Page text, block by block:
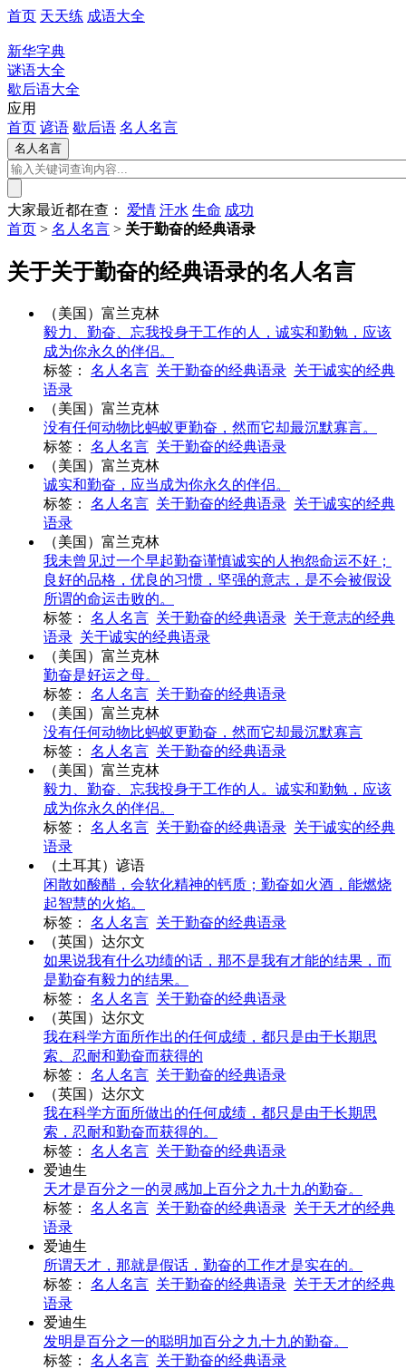
首页 天天练 成语大全
新华字典
谜语大全
歇后语大全
应用
首页 谚语 歇后语 名人名言
大家最近都在查： 爱情 汗水 生命 成功
首页 > 名人名言 > 关于勤奋的经典语录
关于关于勤奋的经典语录的名人名言
（美国）富兰克林
毅力、勤奋、忘我投身于工作的人，诚实和勤勉，应该
成为你永久的伴侣。
标签：
名人名言 关于勤奋的经典语录 关于诚实的经典
语录
（美国）富兰克林
没有任何动物比蚂蚁更勤奋，然而它却最沉默寡言。
标签：
名人名言 关于勤奋的经典语录
（美国）富兰克林
诚实和勤奋，应当成为你永久的伴侣。
标签：
名人名言 关于勤奋的经典语录 关于诚实的经典
语录
（美国）富兰克林
我未曾见过一个早起勤奋谨慎诚实的人抱怨命运不好；
良好的品格，优良的习惯，坚强的意志，是不会被假设
所谓的命运击败的。
标签：
名人名言 关于勤奋的经典语录 关于意志的经典
语录 关于诚实的经典语录
（美国）富兰克林
勤奋是好运之母。
标签：
名人名言 关于勤奋的经典语录
（美国）富兰克林
没有任何动物比蚂蚁更勤奋，然而它却最沉默寡言
标签：
名人名言 关于勤奋的经典语录
（美国）富兰克林
毅力、勤奋、忘我投身于工作的人。诚实和勤勉，应该
成为你永久的伴侣。
标签：
名人名言 关于勤奋的经典语录 关于诚实的经典
语录
（土耳其）谚语
闲散如酸醋，会软化精神的钙质；勤奋如火酒，能燃烧
起智慧的火焰。
标签：
名人名言 关于勤奋的经典语录
（英国）达尔文
如果说我有什么功绩的话，那不是我有才能的结果，而
是勤奋有毅力的结果。
标签：
名人名言 关于勤奋的经典语录
（英国）达尔文
我在科学方面所作出的任何成绩，都只是由于长期思
索、忍耐和勤奋而获得的
标签：
名人名言 关于勤奋的经典语录
（英国）达尔文
我在科学方面所做出的任何成绩，都只是由于长期思
索，忍耐和勤奋而获得的。
标签：
名人名言 关于勤奋的经典语录
爱迪生
天才是百分之一的灵感加上百分之九十九的勤奋。
标签：
名人名言 关于勤奋的经典语录 关于天才的经典
语录
爱迪生
所谓天才，那就是假话，勤奋的工作才是实在的。
标签：
名人名言 关于勤奋的经典语录 关于天才的经典
语录
爱迪生
发明是百分之一的聪明加百分之九十九的勤奋。
标签：
名人名言 关于勤奋的经典语录